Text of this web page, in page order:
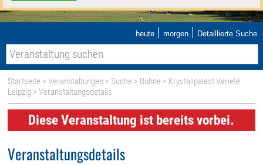
heute | morgen | Detaillierte Suche
Startseite >Veranstaltungen > Suche > Bühne > Krystallpalast Varieté
Leipzig > Veranstaltungsdetails
Diese Veranstaltung ist bereits vorbei.
Veranstaltungsdetails